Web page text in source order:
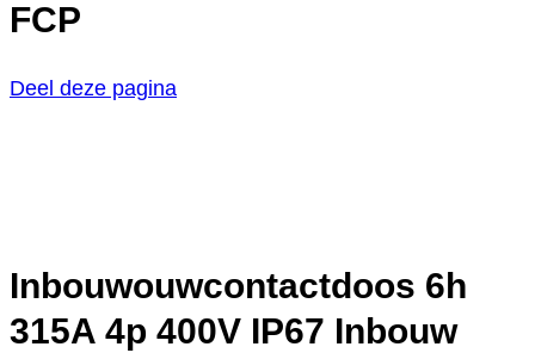
FCP
Deel deze pagina
Inbouwouwcontactdoos 6h
315A 4p 400V IP67 Inbouw